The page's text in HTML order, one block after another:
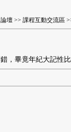
論壇 >> 課程互動交流區
，畢竟年紀大記性